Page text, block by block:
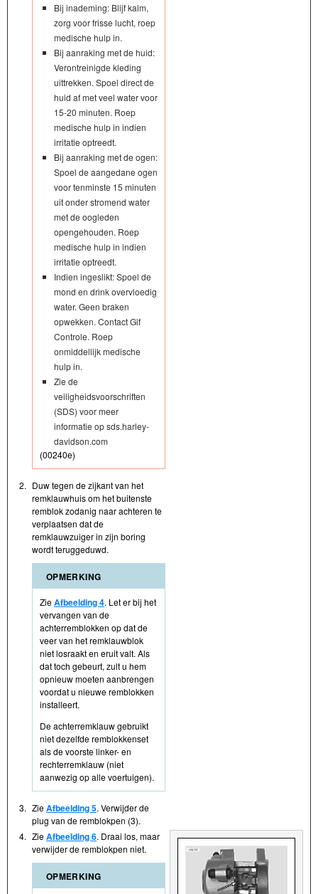
Bij inademing: Blijf kalm,
zorg voor frisse lucht, roep
medische hulp in.
Bij aanraking met de huid:
Verontreinigde kleding
uittrekken. Spoel direct de
huid af met veel water voor
15-20 minuten. Roep
medische hulp in indien
irritatie optreedt.
Bij aanraking met de ogen:
Spoel de aangedane ogen
voor tenminste 15 minuten
uit onder stromend water
met de oogleden
opengehouden. Roep
medische hulp in indien
irritatie optreedt.
Indien ingeslikt: Spoel de
mond en drink overvloedig
water. Geen braken
opwekken. Contact Gif
Controle. Roep
onmiddellijk medische
hulp in.
Zie de
veiligheidsvoorschriften
(SDS) voor meer
informatie op sds.harley-
davidson.com
(00240e)
2. Duw tegen de zijkant van het
remklauwhuis om het buitenste
remblok zodanig naar achteren te
verplaatsen dat de
remklauwzuiger in zijn boring
wordt teruggeduwd.
OPMERKING
ZieAfbeelding 4. Let er bij het
vervangen van de
achterremblokken op dat de
veer van het remklauwblok
niet losraakt en eruit valt. Als
dat toch gebeurt, zult u hem
opnieuw moeten aanbrengen
voordat u nieuwe remblokken
installeert.
De achterremklauw gebruikt
niet dezelfde remblokkenset
als de voorste linker- en
rechterremklauw (niet
aanwezig op alle voertuigen).
3. ZieAfbeelding 5. Verwijder de
plug van de remblokpen (3).
4. ZieAfbeelding 6. Draai los, maar
verwijder de remblokpen niet.
OPMERKING